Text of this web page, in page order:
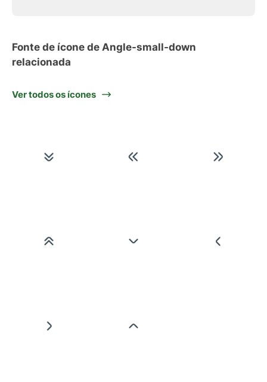
Fonte de ícone de Angle-small-down
relacionada
Ver todos os ícones